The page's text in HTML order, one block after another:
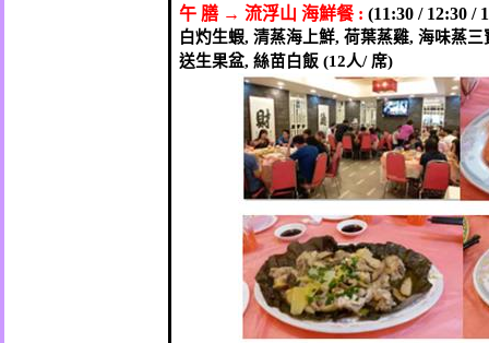
午膳 → 流浮山 海鮮餐: (11:30 / 12:30 /
白灼生蝦, 清蒸海上鮮, 荷葉蒸雞, 海味蒸三
送生果盆, 絲苗白飯 (12人/ 席)